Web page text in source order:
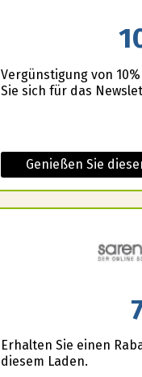
Vergünstigung von
Sie sich für das
Genießen Sie
Erhalten Sie einen
diesem Laden.